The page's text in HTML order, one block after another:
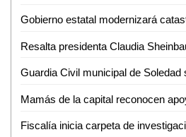
Mamás de la capital reconocen